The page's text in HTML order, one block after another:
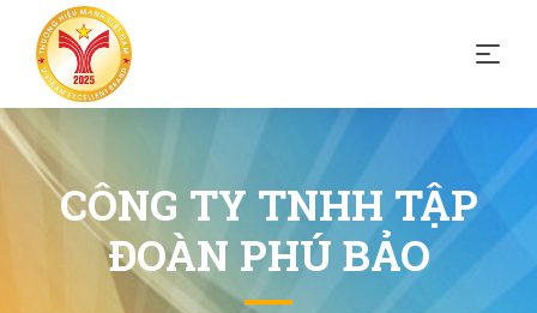
CÔNG TY TNHH TẬP
ĐOÀN PHÚ BẢO